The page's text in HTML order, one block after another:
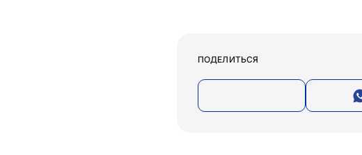
ПОДЕЛИТЬСЯ